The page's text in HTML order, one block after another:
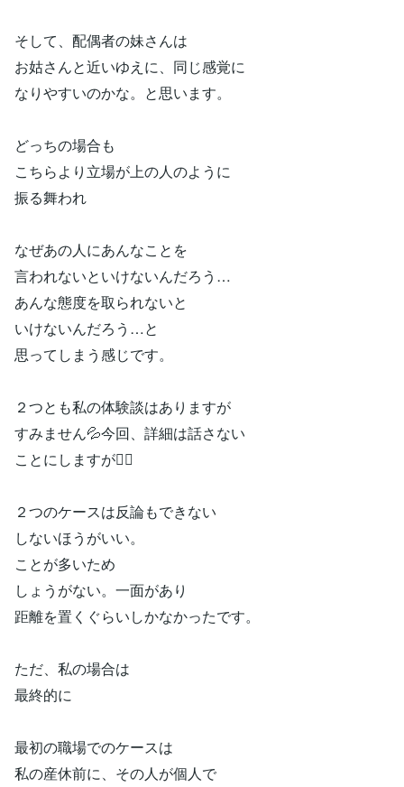
そして、配偶者の妹さんは
お姑さんと近いゆえに、同じ感覚に
なりやすいのかな。と思います。
どっちの場合も
こちらより立場が上の人のように
振る舞われ
なぜあの人にあんなことを
言われないといけないんだろう…
あんな態度を取られないと
いけないんだろう…と
思ってしまう感じです。
２つとも私の体験談はありますが
すみません💦今回、詳細は話さない
ことにしますが🙇‍♀️
２つのケースは反論もできない
しないほうがいい。
ことが多いため
しょうがない。一面があり
距離を置くぐらいしかなかったです。
ただ、私の場合は
最終的に
最初の職場でのケースは
私の産休前に、その人が個人で